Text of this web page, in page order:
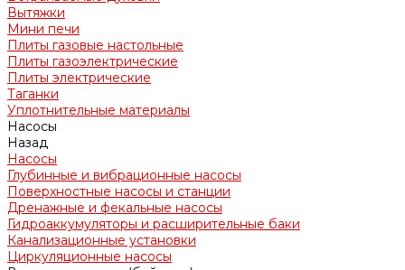
Вытяжки
Мини печи
Плиты газовые настольные
Плиты газоэлектрические
Плиты электрические
Таганки
Уплотнительные материалы
Насосы
Назад
Насосы
Глубинные и вибрационные насосы
Поверхностные насосы и станции
Дренажные и фекальные насосы
Гидроаккумуляторы и расширительные баки
Канализационные установки
Циркуляционные насосы